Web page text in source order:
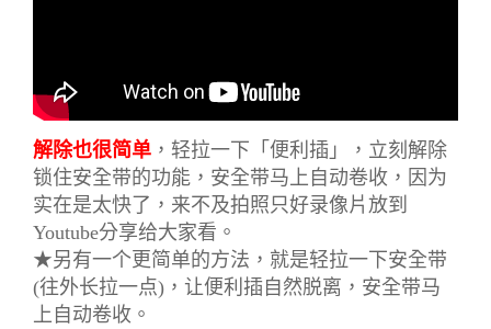
解除也很简单 ，轻拉一下「便利插」，立刻解除
锁住安全带的功能，安全带马上自动卷收，因为
实在是太快了，来不及拍照只好录像片放到
Youtube分享给大家看。
★另有一个更简单的方法，就是轻拉一下安全带
(往外长拉一点)，让便利插自然脱离，安全带马
上自动卷收。